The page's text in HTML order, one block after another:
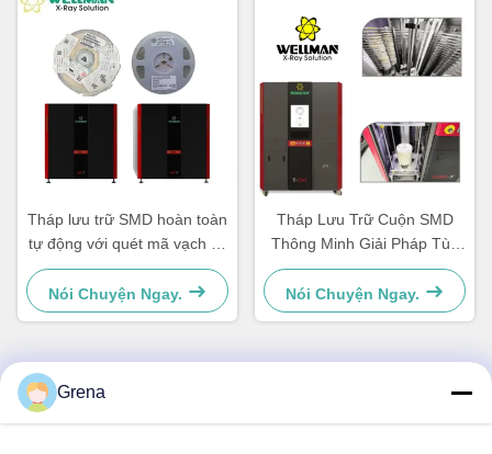
Tháp lưu trữ SMD hoàn toàn
tự động với quét mã vạch và
mã QR
Nói Chuyện Ngay.
Tháp Lưu Trữ Cuộn SMD
Thông Minh Giải Pháp Tùy
Chỉnh Công suất 3kw
Nói Chuyện Ngay.
Liên lạc nhanh
Grena